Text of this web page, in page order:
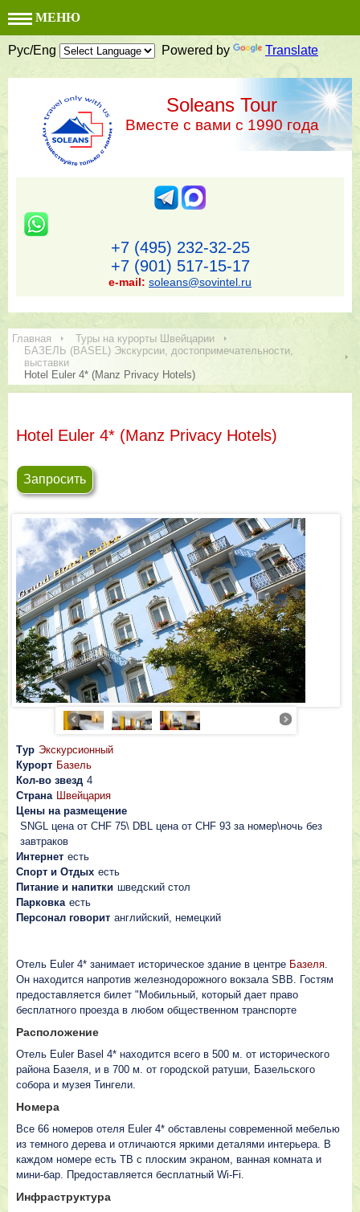
МЕНЮ
Рус/Eng Powered by Translate
Soleans Tour
Вместе с вами с 1990 года
+7 (495) 232-32-25
+7 (901) 517-15-17
e-mail: soleans@sovintel.ru
Главная
Туры на курорты Швейцарии
БАЗЕЛЬ (BASEL) Экскурсии, достопримечательности,
выставки
Hotel Euler 4* (Manz Privacy Hotels)
Hotel Euler 4* (Manz Privacy Hotels)
Запросить
Тур Экскурсионный
Курорт Базель
Кол-во звезд 4
Страна Швейцария
Цены на размещение
SNGL цена от CHF 75\ DBL цена от CHF 93 за номер\ночь без
завтраков
Интернет есть
Спорт и Отдых есть
Питание и напитки шведский стол
Парковка есть
Персонал говорит английский, немецкий
Отель Euler 4* занимает историческое здание в центре Бaзeля.
Он находится напротив железнодорожного вокзала SBB. Гостям
предоставляется билет "Мобильный, который дает право
бесплатного проезда в любом общественном транспорте
Расположение
Отeль Euler Basel 4* находится всего в 500 м. от исторического
района Базеля, и в 700 м. от городской ратуши, Базельского
собора и музея Тингели.
Нoмepa
Все 66 номеров отеля Euler 4* обставлены современной мебелью
из темного дерева и отличаются яркими деталями интерьера. В
каждом номере есть ТВ с плоским экраном, ванная комната и
мини-бар. Предоставляется бесплатный Wi-Fi.
Инфpacтpyктypa